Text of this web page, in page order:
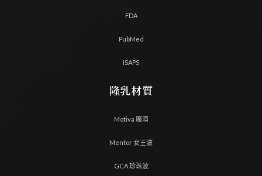
FDA
PubMed
ISAPS
隆乳材質
Motiva 魔滴
Mentor 女王波
GCA 珍珠波